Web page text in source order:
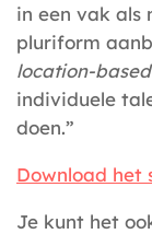
in een vak als
pluriform
location-
individuele
doen.”
Download het
Je kunt het